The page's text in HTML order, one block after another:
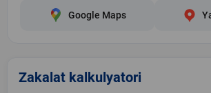
Google Maps
Zakalat kalkulyatori